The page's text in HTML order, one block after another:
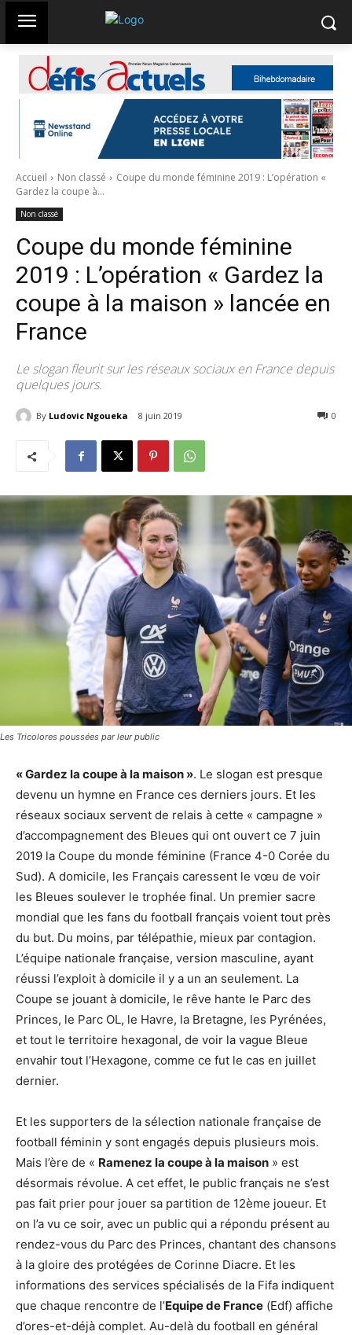
Accueil Non classé
Coupe du monde féminine 2019 : L’opération «
Gardez la coupe à...
Non classé
Coupe du monde féminine
2019 : L’opération « Gardez la
coupe à la maison » lancée en
France
Le slogan fleurit sur les réseaux sociaux en France depuis
quelques jours.
By Ludovic Ngoueka 8 juin 2019 0
Les Tricolores poussées par leur public
« Gardez la coupe à la maison ». Le slogan est presque
devenu un hymne en France ces derniers jours. Et les
réseaux sociaux servent de relais à cette « campagne »
d’accompagnement des Bleues qui ont ouvert ce 7 juin
2019 la Coupe du monde féminine (France 4-0 Corée du
Sud). A domicile, les Français caressent le vœu de voir
les Bleues soulever le trophée final. Un premier sacre
mondial que les fans du football français voient tout près
du but. Du moins, par télépathie, mieux par contagion.
L’équipe nationale française, version masculine, ayant
réussi l’exploit à domicile il y a un an seulement. La
Coupe se jouant à domicile, le rêve hante le Parc des
Princes, le Parc OL, le Havre, la Bretagne, les Pyrénées,
et tout le territoire hexagonal, de voir la vague Bleue
envahir tout l’Hexagone, comme ce fut le cas en juillet
dernier.
Et les supporters de la sélection nationale française de
football féminin y sont engagés depuis plusieurs mois.
Mais l’ère de « Ramenez la coupe à la maison » est
désormais révolue. A cet effet, le public français ne s’est
pas fait prier pour jouer sa partition de 12ème joueur. Et
on l’a vu ce soir, avec un public qui a répondu présent au
rendez-vous du Parc des Princes, chantant des chansons
à la gloire des protégées de Corinne Diacre. Et les
informations des services spécialisés de la Fifa indiquent
que chaque rencontre de l’Equipe de France (Edf) affiche
d’ores-et-déjà complet. Au-delà du football en général